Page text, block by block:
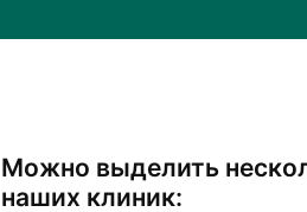
Можно выделить
наших клиник: